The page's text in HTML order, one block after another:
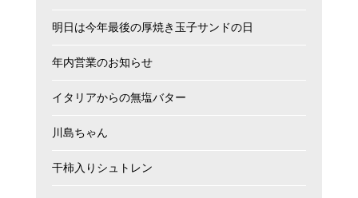
明日は今年最後の厚焼き玉子サンドの日
年内営業のお知らせ
イタリアからの無塩バター
川島ちゃん
干柿入りシュトレン